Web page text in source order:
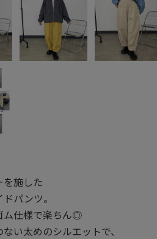
を施した
パンツ。
ム仕様で楽ちん◎
い太めのシルエットで、